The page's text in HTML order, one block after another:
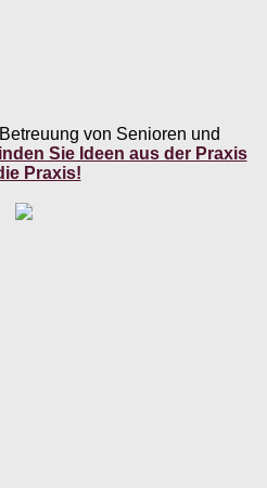
von Senioren und
Sie Ideen aus der Praxis
Praxis!